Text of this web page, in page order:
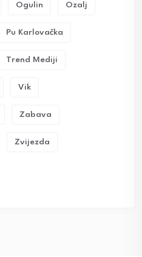
Ogulin Ozalj
Pu Karlovačka
Trend Mediji
Vik
Zabava
Zvijezda